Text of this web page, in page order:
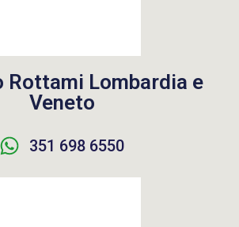
Rottami Lombardia e
Veneto
351 698 6550